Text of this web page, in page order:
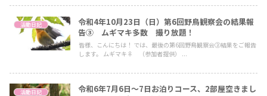
活動日記
令和4年10月23日（日）第6回野鳥観察会の結果報
告③ ムギマキ多数 撮り放題！
皆様、こんにちは！ では、最後の第6回野鳥観察会③結果をご報告
します。 ムギマキ♀ （参加者提供） ...
活動日記
令和6年7月6日～7日お泊りコース、2部屋空きまし